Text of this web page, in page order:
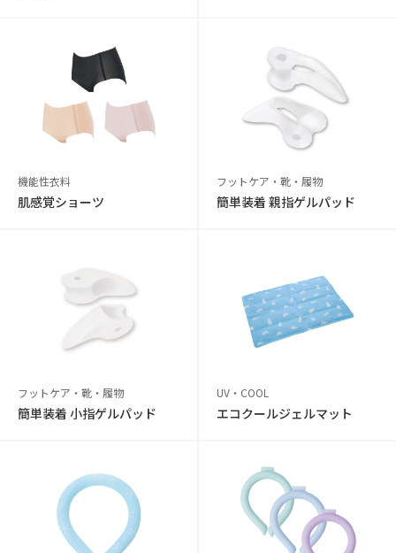
機能性衣料
肌感覚ショーツ
フットケア・靴・履物
簡単装着 親指ゲルパッド
フットケア・靴・履物
簡単装着 小指ゲルパッド
UV・COOL
エコクールジェルマット